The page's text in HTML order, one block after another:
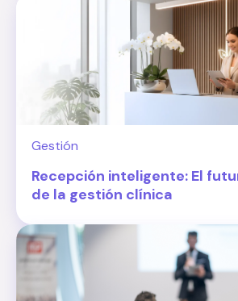
Gestión
Recepción inteligente: El
de la gestión clínica